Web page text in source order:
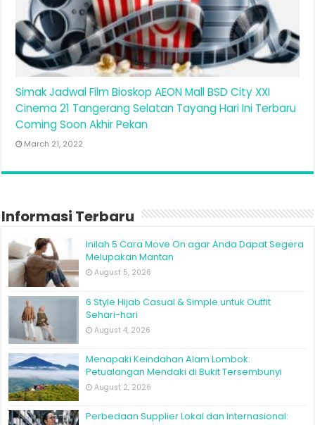
Simak Jadwal Film Bioskop AEON Mall BSD City XXI
Cinema 21 Tangerang Selatan Tayang Hari Ini Terbaru
Coming Soon Akhir Pekan
March 21, 2022
Informasi Terbaru
Inilah 5 Cara Move On agar Anda Dapat Segera
Melupakan Mantan
August 5, 2026
6 Style Hijab Casual & Simple untuk Outfit
Sehari-hari
August 4, 2026
Menapaki Keindahan Alam Lombok:
Petualangan Mendaki di Bukit Tersembunyi
August 2, 2026
Perbedaan Supplier Lokal dan Internasional: